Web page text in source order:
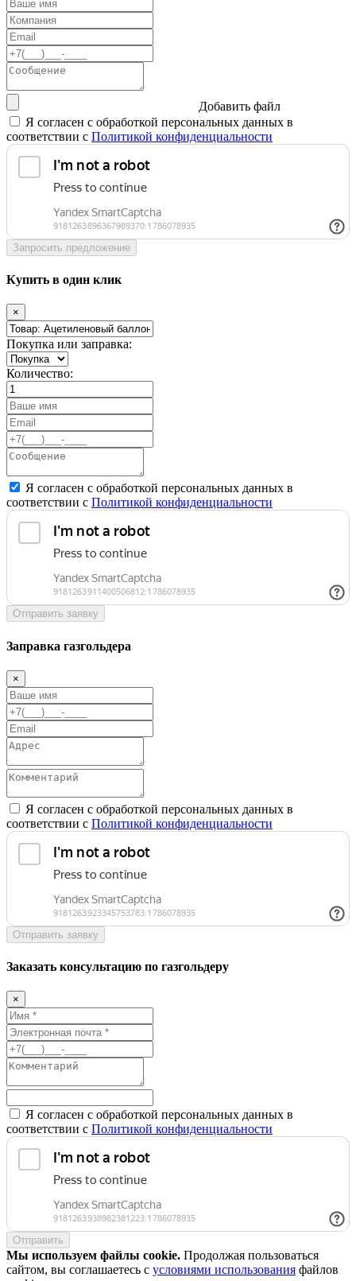
Добавить файл
Я согласен с обработкой персональных данных в
соответствии с Политикой конфиденциальности
Запросить предложение
Купить в один клик
×
Покупка или заправка:
Количество:
Я согласен с обработкой персональных данных в
соответствии с Политикой конфиденциальности
Отправить заявку
Заправка газгольдера
×
Я согласен с обработкой персональных данных в
соответствии с Политикой конфиденциальности
Отправить заявку
Заказать консультацию по газгольдеру
×
Я согласен с обработкой персональных данных в
соответствии с Политикой конфиденциальности
Отправить
Мы используем файлы cookie. Продолжая пользоваться
сайтом, вы соглашаетесь с условиями использования файлов